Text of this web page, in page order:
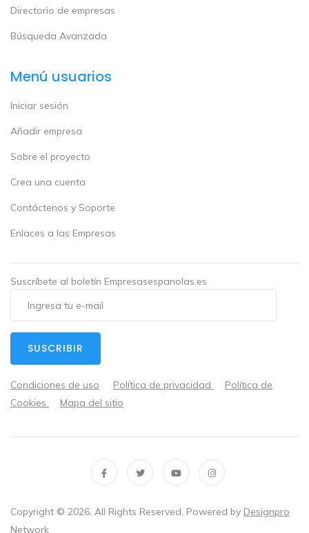
Directorio de empresas
Búsqueda Avanzada
Menú usuarios
Iniciar sesión
Añadir empresa
Sobre el proyecto
Crea una cuenta
Contáctenos y Soporte
Enlaces a las Empresas
Suscríbete al boletín Empresasespanolas.es
Condiciones de uso Política de privacidad
Política de
Cookies
Mapa del sitio
SUSCRIBIR
Copyright © 2026. All Rights Reserved, Powered by Designpro
Network